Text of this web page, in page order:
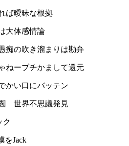
ば曖昧な根拠
大体感情論
痴の吹き溜まりは勘弁
ねーブチかまして還元
かい口にバッテン
世界不思議発見
ク
をJack